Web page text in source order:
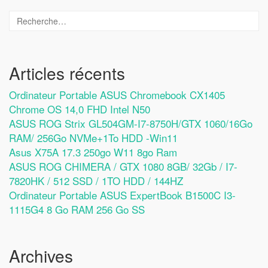
Articles récents
Ordinateur Portable ASUS Chromebook CX1405
Chrome OS 14,0 FHD Intel N50
ASUS ROG Strix GL504GM-I7-8750H/GTX 1060/16Go
RAM/ 256Go NVMe+1To HDD -Win11
Asus X75A 17.3 250go W11 8go Ram
ASUS ROG CHIMERA / GTX 1080 8GB/ 32Gb / I7-
7820HK / 512 SSD / 1TO HDD / 144HZ
Ordinateur Portable ASUS ExpertBook B1500C I3-
1115G4 8 Go RAM 256 Go SS
Archives